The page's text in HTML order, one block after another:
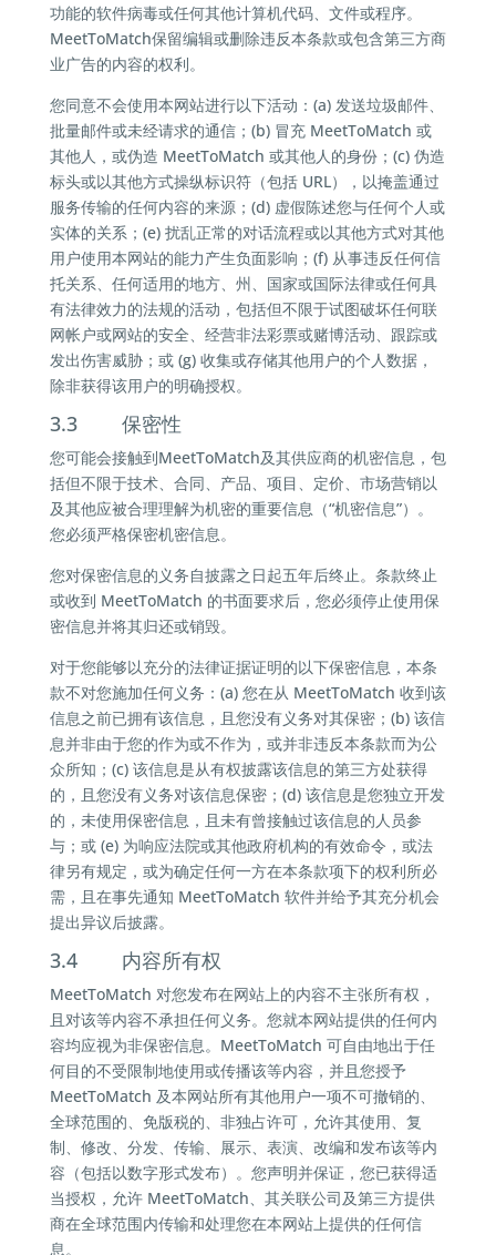
功能的软件病毒或任何其他计算机代码、文件或程序。
MeetToMatch保留编辑或删除违反本条款或包含第三方商
业广告的内容的权利。
您同意不会使用本网站进行以下活动：(a) 发送垃圾邮件、
批量邮件或未经请求的通信；(b) 冒充 MeetToMatch 或
其他人，或伪造 MeetToMatch 或其他人的身份；(c) 伪造
标头或以其他方式操纵标识符（包括 URL），以掩盖通过
服务传输的任何内容的来源；(d) 虚假陈述您与任何个人或
实体的关系；(e) 扰乱正常的对话流程或以其他方式对其他
用户使用本网站的能力产生负面影响；(f) 从事违反任何信
托关系、任何适用的地方、州、国家或国际法律或任何具
有法律效力的法规的活动，包括但不限于试图破坏任何联
网帐户或网站的安全、经营非法彩票或赌博活动、跟踪或
发出伤害威胁；或 (g) 收集或存储其他用户的个人数据，
除非获得该用户的明确授权。
3.3 保密性
您可能会接触到MeetToMatch及其供应商的机密信息，包
括但不限于技术、合同、产品、项目、定价、市场营销以
及其他应被合理理解为机密的重要信息（“机密信息”）。
您必须严格保密机密信息。
您对保密信息的义务自披露之日起五年后终止。条款终止
或收到 MeetToMatch 的书面要求后，您必须停止使用保
密信息并将其归还或销毁。
对于您能够以充分的法律证据证明的以下保密信息，本条
款不对您施加任何义务：(a) 您在从 MeetToMatch 收到该
信息之前已拥有该信息，且您没有义务对其保密；(b) 该信
息并非由于您的作为或不作为，或并非违反本条款而为公
众所知；(c) 该信息是从有权披露该信息的第三方处获得
的，且您没有义务对该信息保密；(d) 该信息是您独立开发
的，未使用保密信息，且未有曾接触过该信息的人员参
与；或 (e) 为响应法院或其他政府机构的有效命令，或法
律另有规定，或为确定任何一方在本条款项下的权利所必
需，且在事先通知 MeetToMatch 软件并给予其充分机会
提出异议后披露。
3.4 内容所有权
MeetToMatch 对您发布在网站上的内容不主张所有权，
且对该等内容不承担任何义务。您就本网站提供的任何内
容均应视为非保密信息。MeetToMatch 可自由地出于任
何目的不受限制地使用或传播该等内容，并且您授予
MeetToMatch 及本网站所有其他用户一项不可撤销的、
全球范围的、免版税的、非独占许可，允许其使用、复
制、修改、分发、传输、展示、表演、改编和发布该等内
容（包括以数字形式发布）。您声明并保证，您已获得适
当授权，允许 MeetToMatch、其关联公司及第三方提供
商在全球范围内传输和处理您在本网站上提供的任何信
息。